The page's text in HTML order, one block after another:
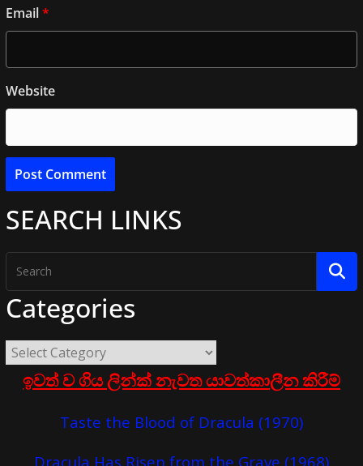
Email*
Website
SEARCH LINKS
Categories
ඉවත් ව ගිය ලින්ක් නැවත යාවත්කාලීන කිරීම්
Taste the Blood of Dracula (1970)
Dracula Has Risen from the Grave (1968)